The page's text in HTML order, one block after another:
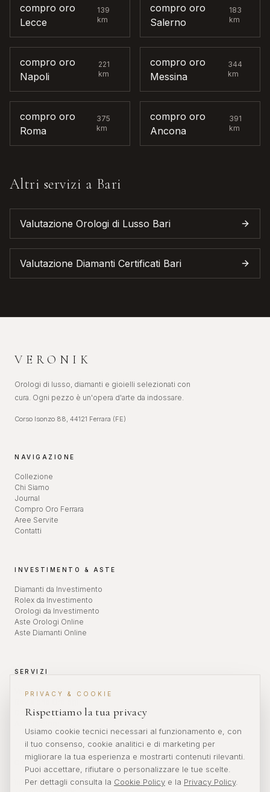
PRIVACY & COOKIE
Rispettiamo la tua privacy
Usiamo cookie tecnici necessari al funzionamento e, con
il tuo consenso, cookie analitici e di marketing per
migliorare la tua esperienza e mostrarti contenuti rilevanti.
Puoi accettare, rifiutare o personalizzare le tue scelte.
Per dettagli consulta la Cookie Policy e la Privacy Policy.
compro oro
Lecce
139
km
compro oro
Salerno
183
km
compro oro
Napoli
221
km
compro oro
Messina
344
km
compro oro
Roma
375
km
compro oro
Ancona
391
km
Altri servizi a Bari
Valutazione Orologi di Lusso Bari
Valutazione Diamanti Certificati Bari
VERONIK
Orologi di lusso, diamanti e gioielli selezionati con
cura. Ogni pezzo è un'opera d'arte da indossare.
Corso Isonzo 88, 44121 Ferrara (FE)
NAVIGAZIONE
Collezione
Chi Siamo
Journal
Compro Oro Ferrara
Aree Servite
Contatti
INVESTIMENTO & ASTE
Diamanti da Investimento
Rolex da Investimento
Orologi da Investimento
Aste Orologi Online
Aste Diamanti Online
SERVIZI
Valutazione Orologi
Diamanti da Investimento
CONTATTI
info@veronikwatches.com